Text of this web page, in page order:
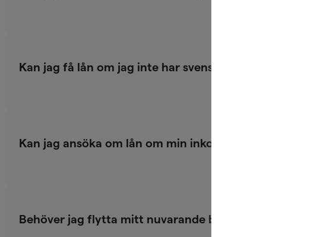
Kan jag få lån om jag inte har svenskt personnummer?
Kan jag ansöka om lån om min inkomst är i utländsk
Behöver jag flytta mitt nuvarande bolån för att få lån hos